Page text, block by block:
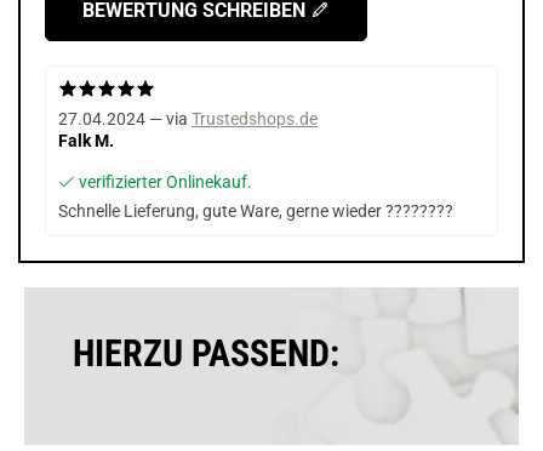
BEWERTUNG SCHREIBEN
27.04.2024 — via Trustedshops.de
Falk M.
verifizierter Onlinekauf.
Schnelle Lieferung, gute Ware, gerne wieder ????????
HIERZU PASSEND: